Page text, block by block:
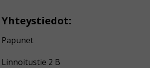
Yhteystiedot:
Papunet
Linnoitustie 2 B